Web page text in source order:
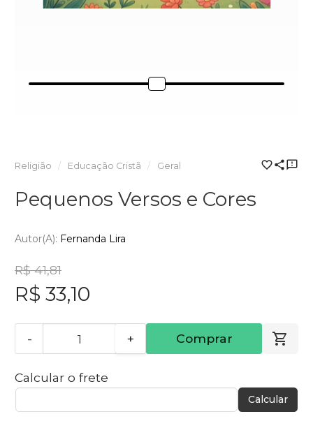
Religião Educação Cristã Geral
Pequenos Versos e Cores
Autor(a): Fernanda Lira
R$ 41,81
R$ 33,10
- + Comprar
Calcular o frete
Calcular